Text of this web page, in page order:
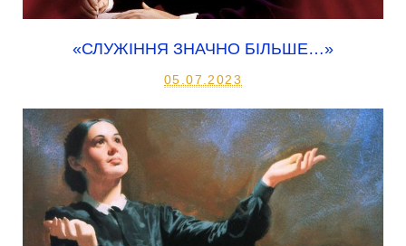
«СЛУЖІННЯ ЗНАЧНО БІЛЬШЕ…»
05.07.2023